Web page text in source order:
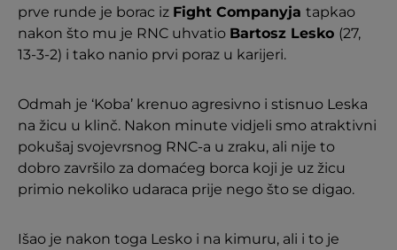
prve runde je borac iz Fight Companyja tapkao
nakon što mu je RNC uhvatio Bartosz Lesko (27,
13-3-2) i tako nanio prvi poraz u karijeri.
Odmah je ‘Koba’ krenuo agresivno i stisnuo Leska
na žicu u klinč. Nakon minute vidjeli smo atraktivni
pokušaj svojevrsnog RNC-a u zraku, ali nije to
dobro završilo za domaćeg borca koji je uz žicu
primio nekoliko udaraca prije nego što se digao.
Išao je nakon toga Lesko i na kimuru, ali i to je